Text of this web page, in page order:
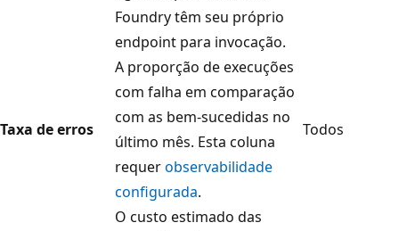
Foundry têm seu próprio
endpoint para invocação.
Taxa de erros
A proporção de execuções
com falha em comparação
com as bem-sucedidas no
último mês. Esta coluna
requerobservabilidade
configurada.
Todos
O custo estimado das